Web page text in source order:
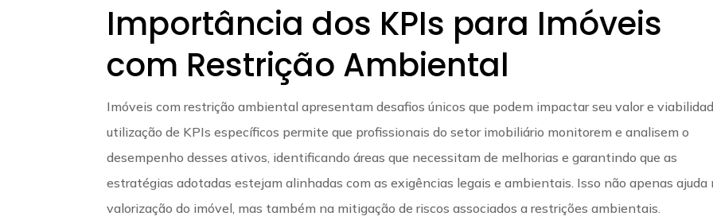
Importância dos KPIs para Imóveis
com Restrição Ambiental
Imóveis com restrição ambiental apresentam desafios únicos que podem impactar seu valor e
utilização de KPIs específicos permite que profissionais do setor imobiliário monitorem e analisem o
desempenho desses ativos, identificando áreas que necessitam de melhorias e garantindo que as
estratégias adotadas estejam alinhadas com as exigências legais e ambientais. Isso não apenas ajuda
valorização do imóvel, mas também na mitigação de riscos associados a restrições ambientais.